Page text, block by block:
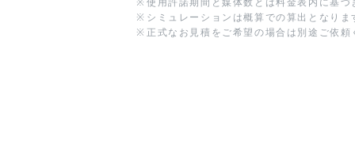
※ 使用許諾期間と媒体数とは料金表内に基づ
※ シミュレーションは概算での算出となりま
※ 正式なお見積をご希望の場合は別途ご依頼